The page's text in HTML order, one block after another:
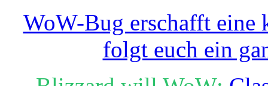
WoW-Bug erschafft
folgt euch ein